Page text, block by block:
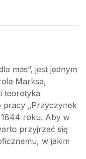
mas”, jest jednym
Marksa,
teoretyka
pracy „Przyczynek
roku. Aby w
przyjrzeć się
w jakim